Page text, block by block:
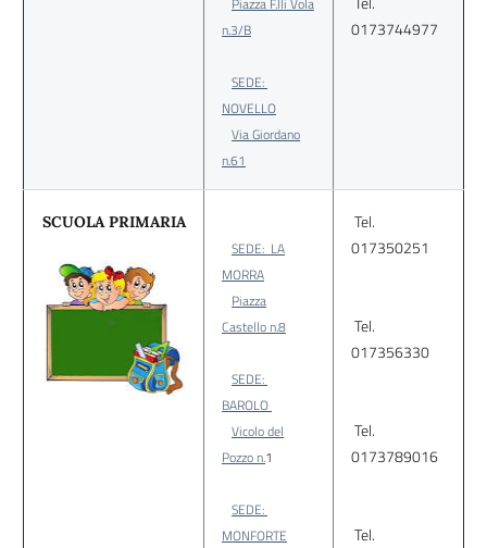
n.3/B
SEDE:
NOVELLO
Via Giordano
n.61
0173744977
SCUOLA PRIMARIA
SEDE: LA
MORRA
Piazza
Castello n.8
SEDE:
BAROLO
Vicolo del
Pozzo n.1
SEDE:
MONFORTE
Tel.
017350251
Tel.
017356330
Tel.
0173789016
Tel.